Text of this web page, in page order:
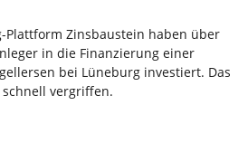
Plattform Zinsbaustein haben über
in die Finanzierung einer
bei Lüneburg investiert. Das
vergriffen.